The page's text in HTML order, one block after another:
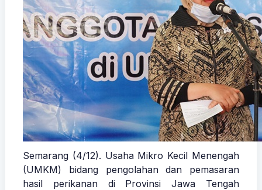
Semarang (4/12). Usaha Mikro Kecil Menengah
(UMKM) bidang pengolahan dan pemasaran
hasil perikanan di Provinsi Jawa Tengah